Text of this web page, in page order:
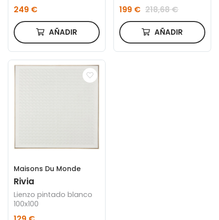
249 €
AÑADIR
199 € 218,68 €
AÑADIR
Maisons Du Monde
Rivia
Lienzo pintado blanco
100x100